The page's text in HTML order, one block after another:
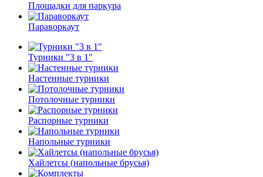
Площадки для паркура
Параворкаут
Турники "3 в 1"
Настенные турники
Потолочные турники
Распорные турники
Напольные турники
Хайлетсы (напольные брусья)